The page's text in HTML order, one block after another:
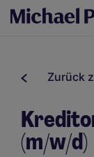
Zurück
(m/w/d)